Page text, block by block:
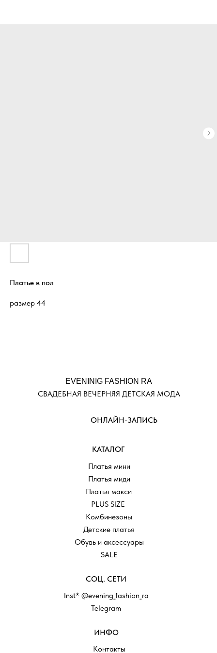
Платье в пол
размер 44
ОНЛАЙН-ЗАПИСЬ
Inst* @evening_fashion_ra
Telegram
СОЦ. СЕТИ
Контакты
ИНФО
КАТАЛОГ
Платья мини
Платья миди
Платья макси
PLUS SIZE
Детские платья
Обувь и аксессуары
Комбинезоны
EVENINIG FASHION RA
СВАДЕБНАЯ ВЕЧЕРНЯЯ ДЕТСКАЯ МОДА
SALE